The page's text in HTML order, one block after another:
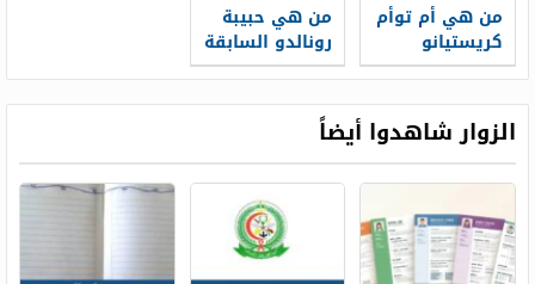
من هي أم توأم
كريستيانو
رونالدو
من هي حبيبة
رونالدو السابقة
الزوار شاهدوا أيضاً